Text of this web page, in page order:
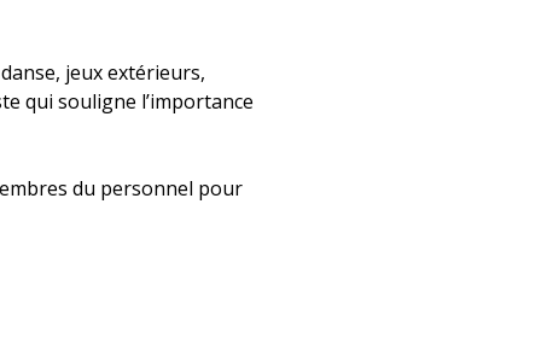
jeux extérieurs,
qui souligne l’importance
du personnel pour